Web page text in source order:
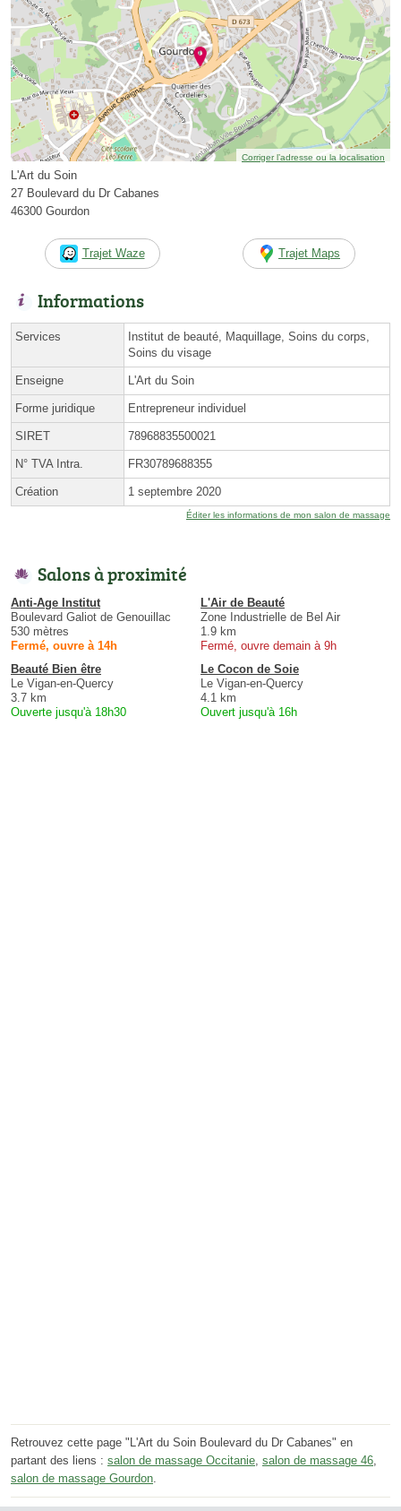
Corriger l’adresse ou la localisation
L'Art du Soin
27 Boulevard du Dr Cabanes
46300 Gourdon
Trajet Waze Trajet Maps
Informations
Services
Institut de beauté, Maquillage, Soins du corps,
Soins du visage
Enseigne L'Art du Soin
Forme juridique Entrepreneur individuel
SIRET 78968835500021
N° TVA Intra. FR30789688355
Création 1 septembre 2020
Éditer les informations de mon salon de massage
Salons à proximité
Anti-Age Institut
Boulevard Galiot de Genouillac
530 mètres
Fermé, ouvre à 14h
L'Air de Beauté
Zone Industrielle de Bel Air
1.9 km
Fermé, ouvre demain à 9h
Beauté Bien être
Le Vigan-en-Quercy
3.7 km
Ouverte jusqu'à 18h30
Le Cocon de Soie
Le Vigan-en-Quercy
4.1 km
Ouvert jusqu'à 16h
Retrouvez cette page "L'Art du Soin Boulevard du Dr Cabanes" en
partant des liens : salon de massage Occitanie salon de massage 46
salon de massage Gourdon